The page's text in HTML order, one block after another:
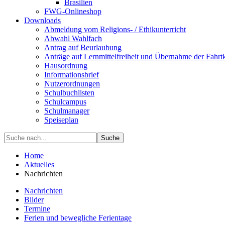
Brasilien
FWG-Onlineshop
Downloads
Abmeldung vom Religions- / Ethikunterricht
Abwahl Wahlfach
Antrag auf Beurlaubung
Anträge auf Lernmittelfreiheit und Übernahme der
Hausordnung
Informationsbrief
Nutzerordnungen
Schulbuchlisten
Schulcampus
Schulmanager
Speiseplan
Suche
Home
Aktuelles
Nachrichten
Nachrichten
Bilder
Termine
Ferien und bewegliche Ferientage